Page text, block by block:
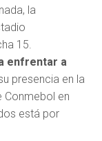
la
15.
enfrentar a
presencia en la
Conmebol en
está por